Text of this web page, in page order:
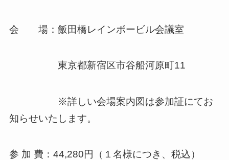
会 場：飯田橋レインボービル会議室
東京都新宿区市谷船河原町11
※詳しい会場案内図は参加証にてお
知らせいたします。
参 加 費：44,280円（１名様につき、税込）